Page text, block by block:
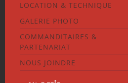
LOCATION & TECHNIQUE
GALERIE PHOTO
COMMANDITAIRES &
PARTENARIAT
NOUS JOINDRE